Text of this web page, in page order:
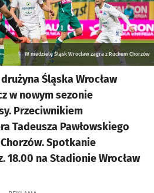
W niedzielę Śląsk Wrocław zagra z Ruchem Chorzów
Śląska Wrocław
w nowym sezonie
Przeciwnikiem
Tadeusza Pawłowskiego
Spotkanie
18.00 na Stadionie Wrocław